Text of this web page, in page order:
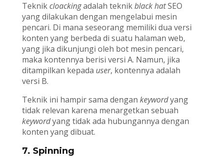
Teknikcloackingadalah teknikblack hatSEO
yang dilakukan dengan mengelabui mesin
pencari. Di mana seseorang memiliki dua versi
konten yang berbeda di suatu halaman web,
yang jika dikunjungi oleh bot mesin pencari,
maka kontennya berisi versi A. Namun, jika
ditampilkan kepada user, kontennya adalah
versi B.
Teknik ini hampir sama dengan keywordyang
tidak relevan karena menargetkan sebuah
keywordyang tidak ada hubungannya dengan
konten yang dibuat.
7. Spinning